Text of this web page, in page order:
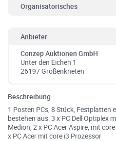
Organisatorisches
Anbieter
Conzep Auktionen GmbH
Unter den Eichen 1
26197 Großenkneten
Beschreibung:
1 Posten PCs, 8 Stück, Festplatten
bestehen aus: 3 x PC Dell Optiplex
Medion, 2 x PC Acer Aspire, mit
x PC Acer mit core i3 Prozessor